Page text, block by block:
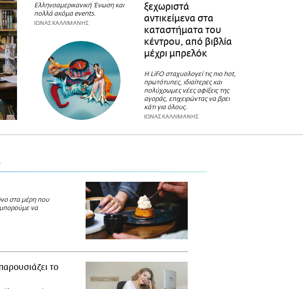
Ελληνοαμερικανική Ένωση και
πολλά ακόμα events.
ΙΩΝΑΣ ΚΑΛΛΙΜΑΝΗΣ
ξεχωριστά
αντικείμενα στα
καταστήματα του
κέντρου, από βιβλία
μέχρι μπρελόκ
Η LiFO σταχυολογεί τις πιο hot,
πρωτότυπες, ιδιαίτερες και
πολύχρωμες νέες αφίξεις της
αγοράς, επιχειρώντας να βρει
κάτι για όλους.
ΙΩΝΑΣ ΚΑΛΛΙΜΑΝΗΣ
στα μέρη που
να
το